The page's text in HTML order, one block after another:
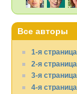
Все авторы
1-я страница
2-я страница
3-я страница
4-я страница